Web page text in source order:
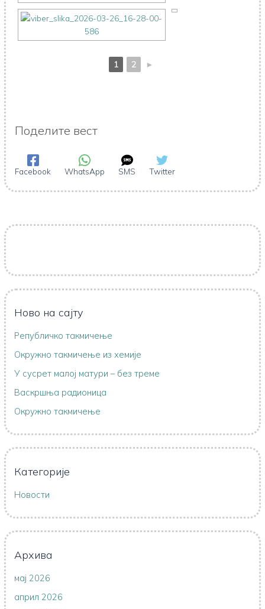
1 2 ►
Поделите вест
Facebook WhatsApp SMS Twitter
Ново на сајту
Републичко такмичење
Oкружно такмичењe из хемије
У сусрет малој матури – без треме
Васкршња радионица
Окружно такмичење
Категорије
Новости
Архива
мај 2026
април 2026